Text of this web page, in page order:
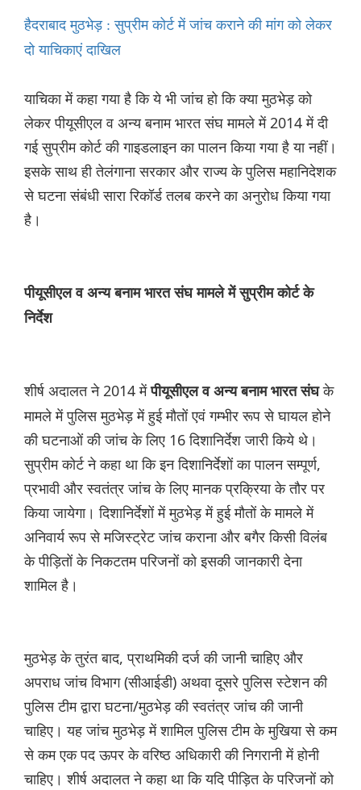
हैदराबाद मुठभेड़ : सुप्रीम कोर्ट में जांच कराने की मांग को लेकर
दो याचिकाएं दाखिल
याचिका में कहा गया है कि ये भी जांच हो कि क्या मुठभेड़ को
लेकर पीयूसीएल व अन्य बनाम भारत संघ मामले में 2014 में दी
गई सुप्रीम कोर्ट की गाइडलाइन का पालन किया गया है या नहीं।
इसके साथ ही तेलंगाना सरकार और राज्य के पुलिस महानिदेशक
से घटना संबंधी सारा रिकॉर्ड तलब करने का अनुरोध किया गया
है।
पीयूसीएल व अन्य बनाम भारत संघ मामले में सुप्रीम कोर्ट के
निर्देश
शीर्ष अदालत ने 2014 मेंपीयूसीएल व अन्य बनाम भारत संघके
मामले में पुलिस मुठभेड़ में हुई मौतों एवं गम्भीर रूप से घायल होने
की घटनाओं की जांच के लिए 16 दिशानिर्देश जारी किये थे।
सुप्रीम कोर्ट ने कहा था कि इन दिशानिर्देशों का पालन सम्पूर्ण,
प्रभावी और स्वतंत्र जांच के लिए मानक प्रक्रिया के तौर पर
किया जायेगा। दिशानिर्देशों में मुठभेड़ में हुई मौतों के मामले में
अनिवार्य रूप से मजिस्ट्रेट जांच कराना और बगैर किसी विलंब
के पीड़ितों के निकटतम परिजनों को इसकी जानकारी देना
शामिल है।
मुठभेड़ के तुरंत बाद, प्राथमिकी दर्ज की जानी चाहिए और
अपराध जांच विभाग (सीआईडी) अथवा दूसरे पुलिस स्टेशन की
पुलिस टीम द्वारा घटना/मुठभेड़ की स्वतंत्र जांच की जानी
चाहिए। यह जांच मुठभेड़ में शामिल पुलिस टीम के मुखिया से कम
से कम एक पद ऊपर के वरिष्ठ अधिकारी की निगरानी में होनी
चाहिए। शीर्ष अदालत ने कहा था कि यदि पीड़ित के परिजनों को